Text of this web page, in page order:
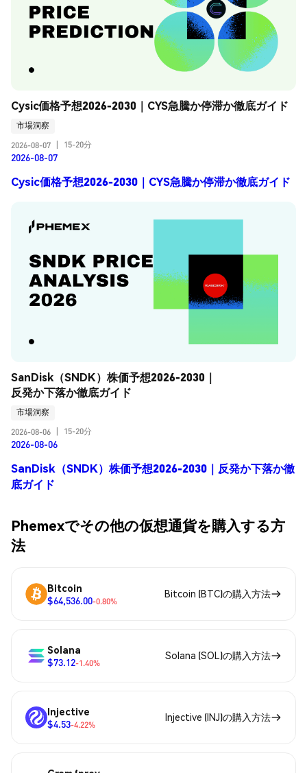
Cysic価格予想2026-2030｜CYS急騰か停滞か徹底ガイド
市場洞察
2026-08-07
15-20分
2026-08-07
Cysic価格予想2026-2030｜CYS急騰か停滞か徹底ガイド
SanDisk（SNDK）株価予想2026-2030｜
反発か下落か徹底ガイド
市場洞察
2026-08-06
15-20分
2026-08-06
SanDisk（SNDK）株価予想2026-2030｜反発か下落か徹
底ガイド
Phemexでその他の仮想通貨を購入する方
法
Bitcoin
$64,536.00-0.80%
Bitcoin (BTC)の購入方法
Solana
$73.12-1.40%
Solana (SOL)の購入方法
Injective
$4.53-4.22%
Injective (INJ)の購入方法